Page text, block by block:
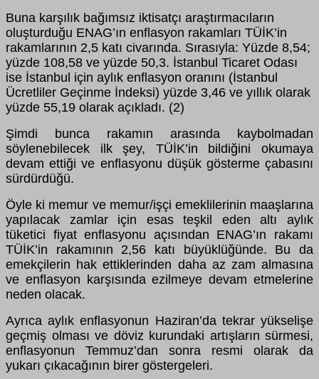
Buna karşılık bağımsız iktisatçı araştırmacıların
oluşturduğu ENAG’ın enflasyon rakamları TÜİK’in
rakamlarının 2,5 katı civarında. Sırasıyla: Yüzde 8,54;
yüzde 108,58 ve yüzde 50,3. İstanbul Ticaret Odası
ise İstanbul için aylık enflasyon oranını (İstanbul
Ücretliler Geçinme İndeksi) yüzde 3,46 ve yıllık olarak
yüzde 55,19 olarak açıkladı. (2)
Şimdi bunca rakamın arasında kaybolmadan
söylenebilecek ilk şey, TÜİK’in bildiğini okumaya
devam ettiği ve enflasyonu düşük gösterme çabasını
sürdürdüğü.
Öyle ki memur ve memur/işçi emeklilerinin maaşlarına
yapılacak zamlar için esas teşkil eden altı aylık
tüketici fiyat enflasyonu açısından ENAG’ın rakamı
TÜİK’in rakamının 2,56 katı büyüklüğünde. Bu da
emekçilerin hak ettiklerinden daha az zam almasına
ve enflasyon karşısında ezilmeye devam etmelerine
neden olacak.
Ayrıca aylık enflasyonun Haziran’da tekrar yükselişe
geçmiş olması ve döviz kurundaki artışların sürmesi,
enflasyonun Temmuz’dan sonra resmi olarak da
yukarı çıkacağının birer göstergeleri.